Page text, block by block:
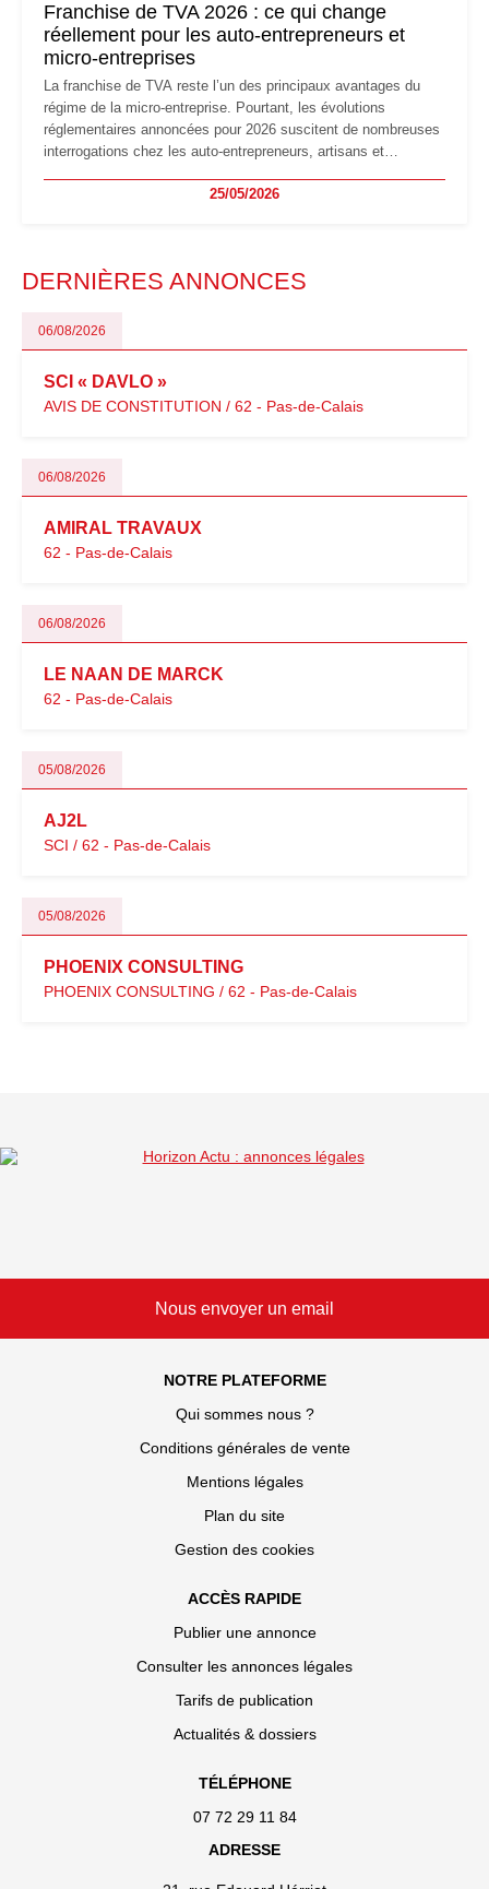
Franchise de TVA 2026 : ce qui change
réellement pour les auto-entrepreneurs et
micro-entreprises
La franchise de TVA reste l’un des principaux avantages du
régime de la micro-entreprise. Pourtant, les évolutions
réglementaires annoncées pour 2026 suscitent de nombreuses
interrogations chez les auto-entrepreneurs, artisans et
facturation ou risque de bascule vers la TVA : les règles
25/05/2026
DERNIÈRES ANNONCES
06/08/2026
SCI « DAVLO »
AVIS DE CONSTITUTION / 62 - Pas-de-Calais
06/08/2026
AMIRAL TRAVAUX
62 - Pas-de-Calais
06/08/2026
LE NAAN DE MARCK
62 - Pas-de-Calais
05/08/2026
AJ2L
SCI / 62 - Pas-de-Calais
05/08/2026
PHOENIX CONSULTING
PHOENIX CONSULTING / 62 - Pas-de-Calais
Nous envoyer un email
NOTRE PLATEFORME
Qui sommes nous ?
Conditions générales de vente
Mentions légales
Plan du site
Gestion des cookies
ACCÈS RAPIDE
Publier une annonce
Consulter les annonces légales
Tarifs de publication
Actualités & dossiers
TÉLÉPHONE
07 72 29 11 84
ADRESSE